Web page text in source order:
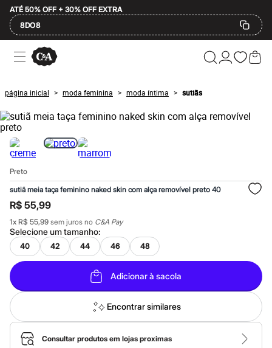
ATÉ 50% OFF + 30% OFF EXTRA
8DO8
Ofertas
Compre por Departamento
Masculino
Infantil
Calçados
Mindse7
Plus Size
Até 20% off
Até 40% off
Até 60% off
A partir de 60% off
Feminino
Em alta
Inverno
Alfaiataria
Novidades
Roupas
Blusas e Camisetas
Básicos
Calças
Casacos e Jaquetas
Jeans
Macacões
Saias
Shorts e Bermudas
Vestidos
página inicial > moda feminina > moda íntima > sutiãs
Preto
sutiã meia taça feminino naked skin com alça removível preto 40
R$ 55,99
1x R$ 55,99 sem juros no C&A Pay
Selecione umtamanho:
40 42 44 46 48
Adicionar à sacola
Encontrar similares
Consultar produtos em lojas proximas